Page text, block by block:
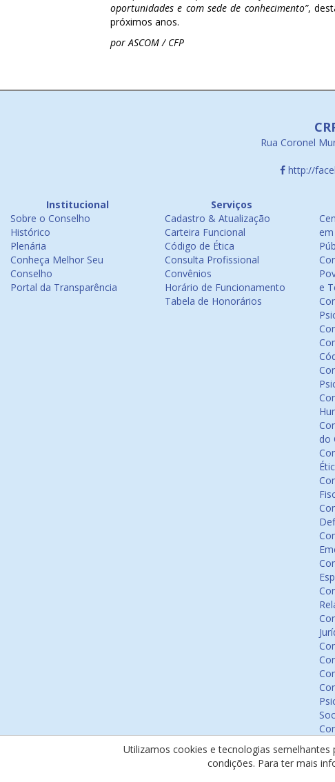
oportunidades e com sede de conhecimento”,
próximos anos.
por ASCOM / CFP
Rua Coronel
http://
Institucional
Sobre o Conselho
Histórico
Plenária
Conheça Melhor Seu
Conselho
Portal da Transparência
Serviços
Cadastro & Atualização
Carteira Funcional
Código de Ética
Consulta Profissional
Convênios
Horário de Funcionamento
Tabela de Honorários
e
do
Utilizamos cookies e tecnologias
condições. Para ter mais